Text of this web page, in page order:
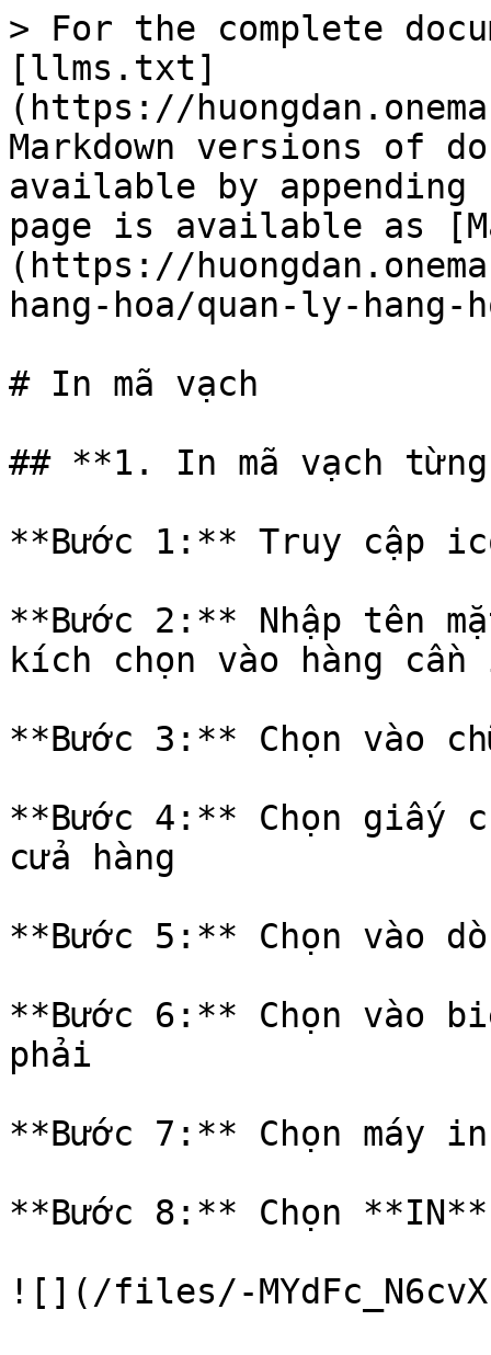
> For the complete
[llms.txt]
(https://
Markdown versions of
available by
page is available as
(https://
hang-hoa/quan-ly-hang-
# In mã vạch
## **1. In mã vạch
**Bước 1:** Truy cập
**Bước 2:** Nhập tên
kích chọn vào hàng
**Bước 3:** Chọn vào
**Bước 4:** Chọn giấy
cửa hàng
**Bước 5:** Chọn vào
**Bước 6:** Chọn vào
phải
**Bước 7:** Chọn máy
**Bước 8:** Chọn **IN**
![](/files/-